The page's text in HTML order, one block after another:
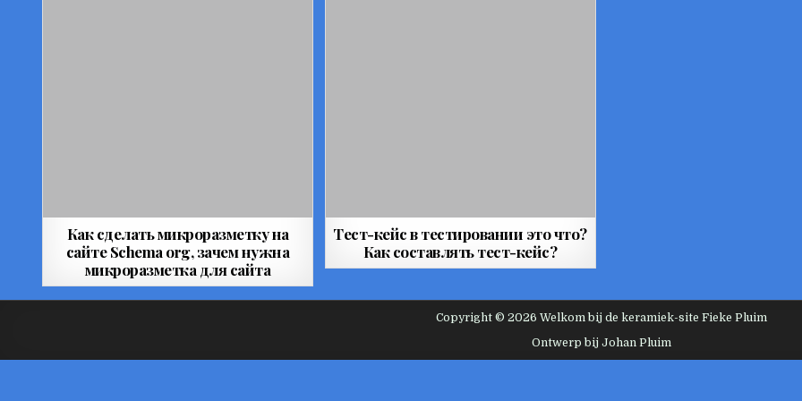
Как сделать микроразметку на
сайте Schema org, зачем нужна
микроразметка для сайта
Тест-кейс в тестировании это что?
Как составлять тест-кейс?
Copyright © 2026 Welkom bij de keramiek-site Fieke Pluim
Ontwerp bij Johan Pluim